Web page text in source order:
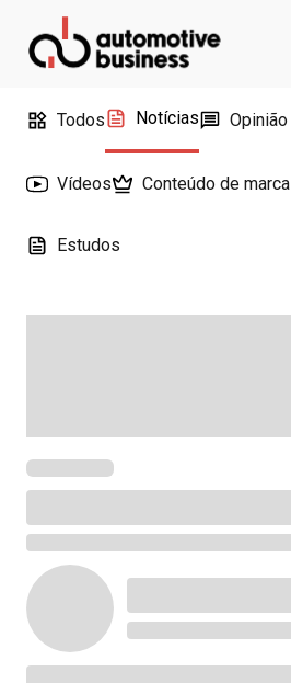
Todos Notícias Opinião
Vídeos Conteúdo de marca
Estudos